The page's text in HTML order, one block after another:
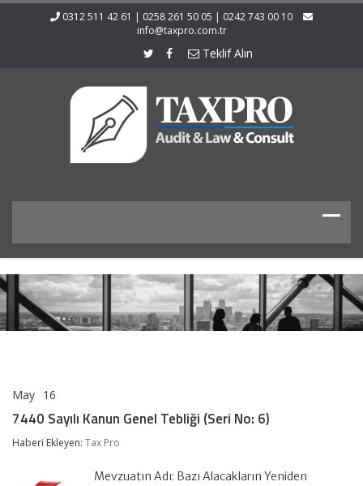
0312 511 42 61 | 0258 261 50 05 | 0242 743 00 10
info@taxpro.com.tr
Teklif Alın
May 16
Kanun
Genel
Tebliği
7440 Sayılı Kanun Genel Tebliği (Seri No: 6)
Haberi Ekleyen: Tax Pro
Mevzuatın Adı: Bazı Alacakların Yeniden